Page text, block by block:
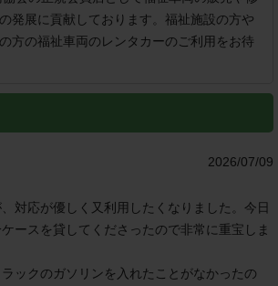
発展に貢献しております。福祉施設の方や
方の福祉車両のレンタカーのご利用をお待
2026/07/09
対応が優しく又利用したくなりました。今日
ースを貸してくださったので非常に重宝しま
ックのガソリンを入れたことがなかったの